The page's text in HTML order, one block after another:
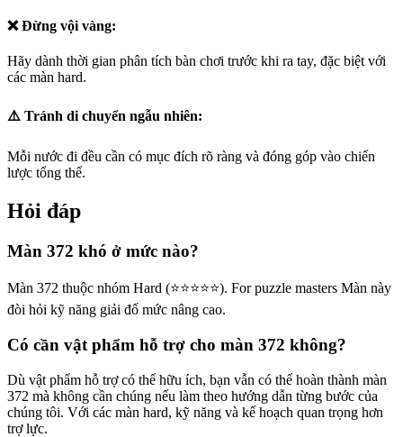
❌ Đừng vội vàng:
Hãy dành thời gian phân tích bàn chơi trước khi ra tay, đặc biệt với
các màn hard.
⚠️ Tránh di chuyển ngẫu nhiên:
Mỗi nước đi đều cần có mục đích rõ ràng và đóng góp vào chiến
lược tổng thể.
Hỏi đáp
Màn 372 khó ở mức nào?
Màn 372 thuộc nhóm Hard (⭐⭐⭐⭐⭐). For puzzle masters Màn này
đòi hỏi kỹ năng giải đố mức nâng cao.
Có cần vật phẩm hỗ trợ cho màn 372 không?
Dù vật phẩm hỗ trợ có thể hữu ích, bạn vẫn có thể hoàn thành màn
372 mà không cần chúng nếu làm theo hướng dẫn từng bước của
chúng tôi. Với các màn hard, kỹ năng và kế hoạch quan trọng hơn
trợ lực.